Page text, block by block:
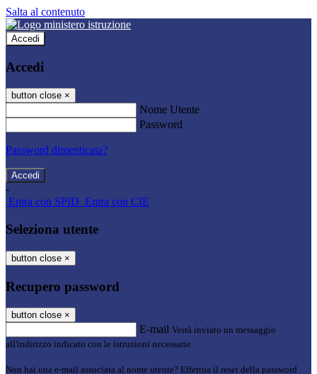
Salta al contenuto
Accedi
Accedi
button close ×
Nome Utente
Password
Password dimenticata?
-
Entra con SPID Entra con CIE
Seleziona utente
button close ×
Recupero password
button close ×
E-mail Verrà inviato un messaggio
all'indirizzo indicato con le istruzioni necessarie.
Non hai una e-mail associata al nome utente? Effettua il reset della password